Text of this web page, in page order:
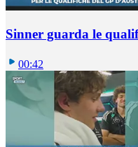
Sinner guarda le
00:42